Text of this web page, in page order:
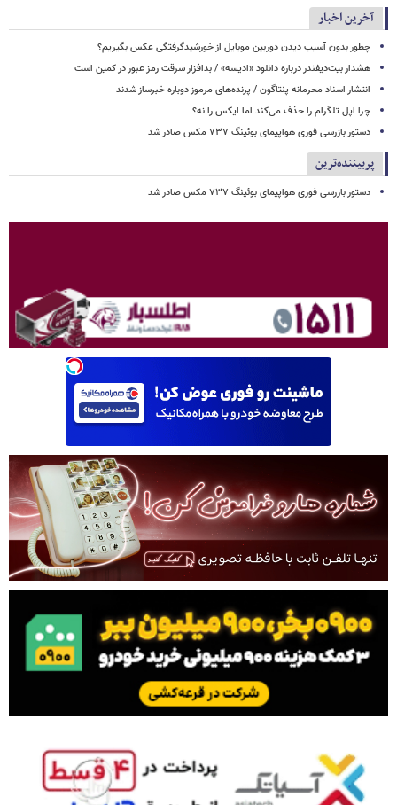
آخرین اخبار
چطور بدون آسیب دیدن دوربین موبایل از خورشیدگرفتگی عکس بگیریم؟
هشدار بیت‌دیفندر درباره دانلود «ادیسه» / بدافزار سرقت رمز عبور در کمین است
انتشار اسناد محرمانه پنتاگون / پرنده‌های مرموز دوباره خبرساز شدند
چرا اپل تلگرام را حذف می‌کند اما ایکس را نه؟
دستور بازرسی فوری هواپیمای بوئینگ ۷۳۷ مکس صادر شد
پربیننده‌ترین
دستور بازرسی فوری هواپیمای بوئینگ ۷۳۷ مکس صادر شد